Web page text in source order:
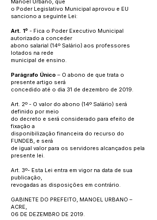
Manoel Urbano, que
o Poder Legislativo Municipal aprovou e EU
sanciono a seguinte Lei:
Art. 1º - Fica o Poder Executivo Municipal
autorizado a conceder
abono salarial (14º Salário) aos professores
lotados na rede
municipal de ensino.
Parágrafo Único – O abono de que trata o
presente artigo será
concedido até o dia 31 de dezembro de 2019.
Art. 2º - O valor do abono (14º Salário) será
definido por meio
do decreto e será considerado para efeito de
fixação a
disponibilização financeira do recurso do
FUNDEB, e será
de igual valor para os servidores alcançados pela
presente lei.
Art. 3º- Esta Lei entra em vigor na data de sua
publicação,
revogadas as disposições em contrário.
GABINETE DO PREFEITO, MANOEL URBANO –
ACRE,
06 DE DEZEMBRO DE 2019.